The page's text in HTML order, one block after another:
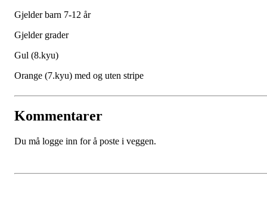
Gjelder barn 7-12 år
Gjelder grader
Gul (8.kyu)
Orange (7.kyu) med og uten stripe
Kommentarer
Du må logge inn for å poste i veggen.